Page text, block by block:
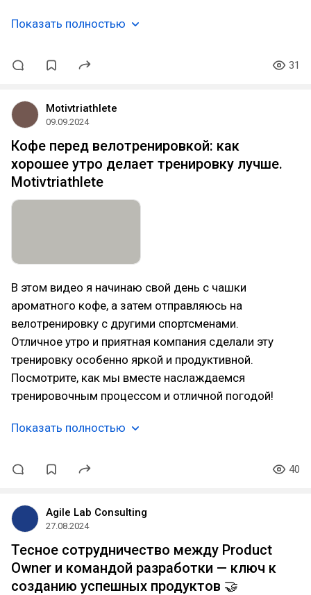
Показать полностью
31
Motivtriathlete
09.09.2024
Кофе перед велотренировкой: как
хорошее утро делает тренировку лучше.
Motivtriathlete
В этом видео я начинаю свой день с чашки
ароматного кофе, а затем отправляюсь на
велотренировку с другими спортсменами.
Отличное утро и приятная компания сделали эту
тренировку особенно яркой и продуктивной.
Посмотрите, как мы вместе наслаждаемся
тренировочным процессом и отличной погодой!
Показать полностью
40
Agile Lab Consulting
27.08.2024
Тесное сотрудничество между Product
Owner и командой разработки — ключ к
созданию успешных продуктов 🤝